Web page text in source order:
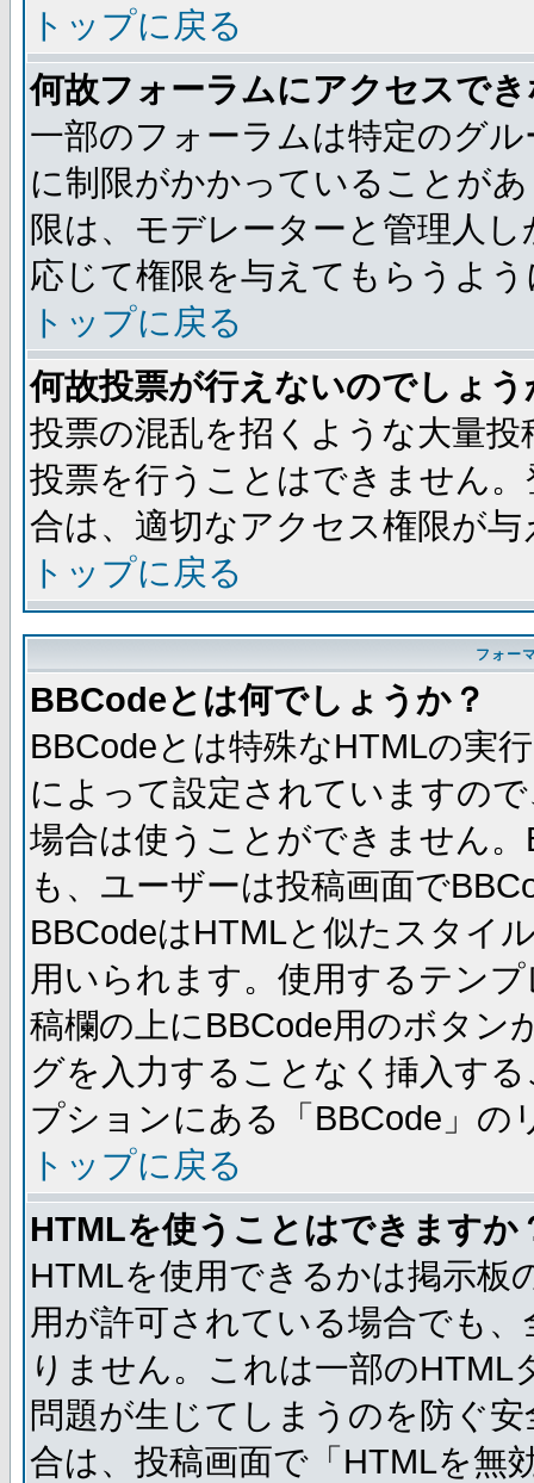
トップに戻る
何故フォーラムにアクセスで
一部のフォーラムは特定のグ
に制限がかかっていることが
限は、モデレーターと管理人
応じて権限を与えてもらうよ
トップに戻る
何故投票が行えないのでしょう
投票の混乱を招くような大量
投票を行うことはできません
合は、適切なアクセス権限が
トップに戻る
フォー
BBCodeとは何でしょうか？
BBCodeとは特殊なHTMLの実
によって設定されていますの
場合は使うことができません
も、ユーザーは投稿画面で
BBCodeはHTMLと似たスタイ
用いられます。使用するテン
稿欄の上にBBCode用のボタン
グを入力することなく挿入す
プションにある「BBCode」
トップに戻る
HTMLを使うことはできますか
HTMLを使用できるかは掲示板
用が許可されている場合でも
りません。これは一部の
問題が生じてしまうのを防ぐ
合は、投稿画面で「HTMLを無